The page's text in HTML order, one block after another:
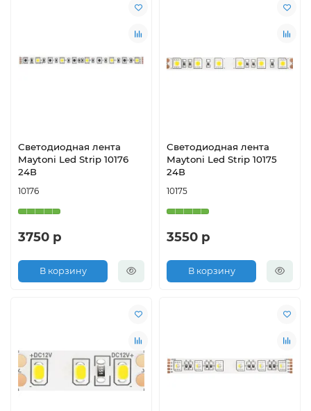
Светодиодная лента
Maytoni Led Strip 10176
24В
10176
3750 р
В корзину
Светодиодная лента
Maytoni Led Strip 10175
24В
10175
3550 р
В корзину